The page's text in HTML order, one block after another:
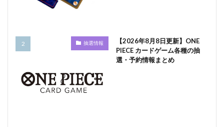
抽選情報
【2026年8月8日更新】ONE
PIECE カードゲーム各種の抽
選・予約情報まとめ